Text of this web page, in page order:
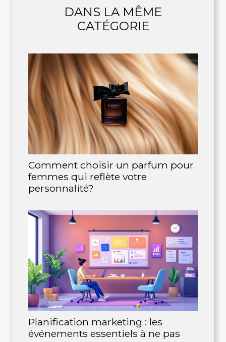
DANS LA MÊME
CATÉGORIE
Comment choisir un parfum pour
femmes qui reflète votre
personnalité?
Planification marketing : les
événements essentiels à ne pas